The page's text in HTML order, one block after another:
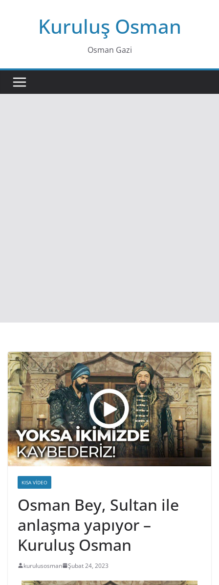
Kuruluş Osman
Osman Gazi
KISA VIDEO
Osman Bey, Sultan ile
anlaşma yapıyor –
Kuruluş Osman
kurulusosman Şubat 24, 2023